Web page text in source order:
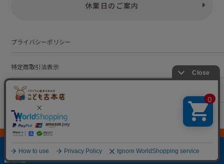
休業日のご案内
プライバシーポリシー
特定商取引法表示
お問い合わせ
© Kodomofuruhonten. all rights reserved.